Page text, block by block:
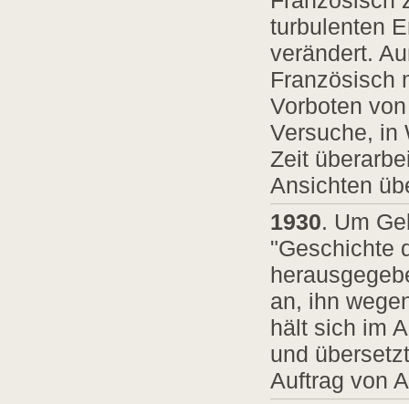
turbulenten
verändert.
Französisch
Vorboten
Versuche, in
Zeit
Ansichten
1930. Um
"Geschichte
an, ihn
hält sich im
und
Auftrag von